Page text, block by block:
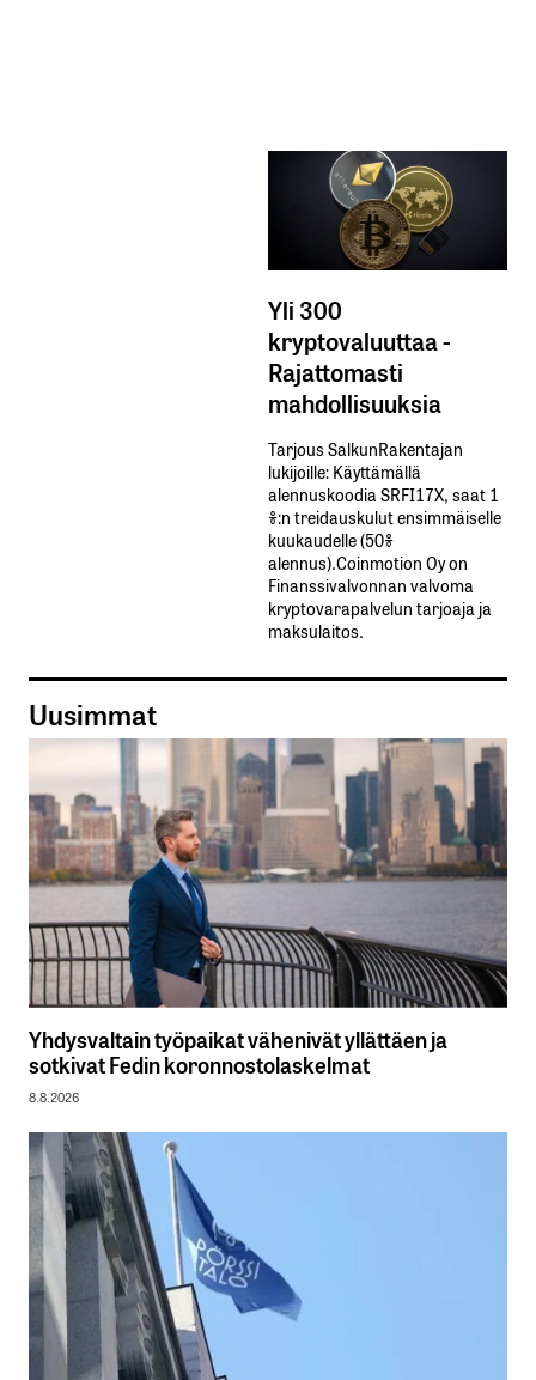
Yli 300
kryptovaluuttaa -
Rajattomasti
mahdollisuuksia
Tarjous SalkunRakentajan
lukijoille: Käyttämällä​ ​
alennuskoodia​ ​SRFI17X,​ ​saat​ ​1
%:n treidauskulut​ ​ensimmäiselle​ ​
kuukaudelle​ ​(50%​ ​
alennus).Coinmotion Oy on
Finanssivalvonnan valvoma
kryptovarapalvelun tarjoaja ja
maksulaitos.
Uusimmat
Yhdysvaltain työpaikat vähenivät yllättäen ja
sotkivat Fedin koronnostolaskelmat
8.8.2026